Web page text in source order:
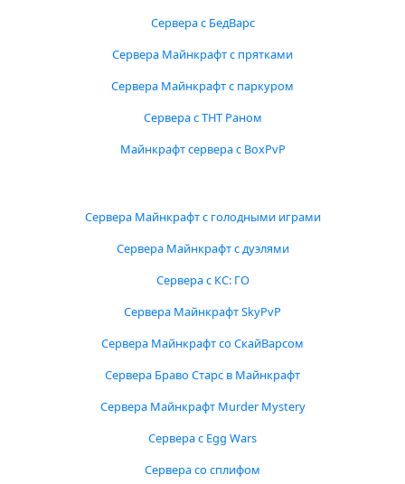
Сервера с БедВарс
Сервера Майнкрафт с прятками
Сервера Майнкрафт с паркуром
Сервера с ТНТ Раном
Майнкрафт сервера с BoxPvP
Сервера Майнкрафт с голодными играми
Сервера Майнкрафт с дуэлями
Сервера с КС: ГО
Сервера Майнкрафт SkyPvP
Сервера Майнкрафт со СкайВарсом
Сервера Браво Старс в Майнкрафт
Сервера Майнкрафт Murder Mystery
Сервера с Egg Wars
Сервера со сплифом